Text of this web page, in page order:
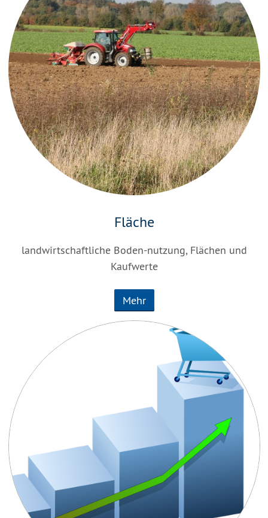
Fläche
landwirtschaftliche Boden-nutzung, Flächen und
Kaufwerte
Mehr